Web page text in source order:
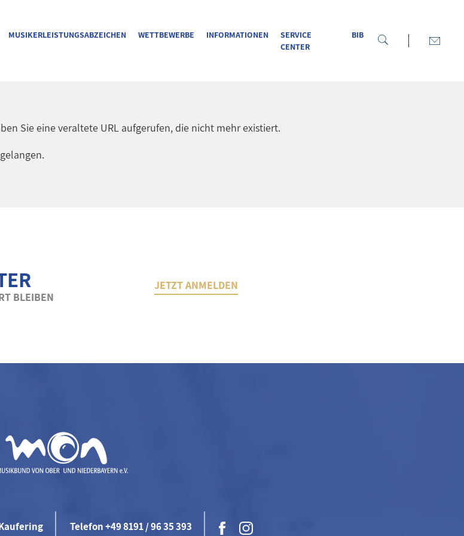
MUSIKERLEISTUNGSABZEICHEN WETTBEWERBE INFORMATIONEN
SERVICE
CENTER
BIB
Sie eine veraltete URL aufgerufen, die nicht mehr existiert.
BLEIBEN
JETZT ANMELDEN
Telefon +49 8191 / 96 35 393